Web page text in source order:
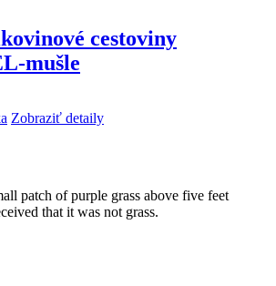
cestoviny
mušle
Zobraziť detaily
patch of purple grass above five feet
that it was not grass.